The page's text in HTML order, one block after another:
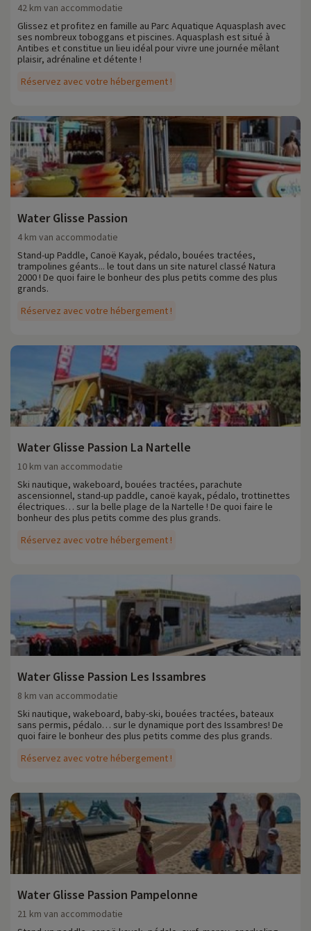
Réservez avec votre hébergement !
42 km van accommodatie
Glissez et profitez en famille au Parc Aquatique Aquasplash avec
ses nombreux toboggans et piscines. Aquasplash est situé à
Antibes et constitue un lieu idéal pour vivre une journée mêlant
plaisir, adrénaline et détente !
Water Glisse Passion
Réservez avec votre hébergement !
4 km van accommodatie
Stand-up Paddle, Canoë Kayak, pédalo, bouées tractées,
trampolines géants... le tout dans un site naturel classé Natura
2000 ! De quoi faire le bonheur des plus petits comme des plus
grands.
Water Glisse Passion La Nartelle
Réservez avec votre hébergement !
10 km van accommodatie
Ski nautique, wakeboard, bouées tractées, parachute
ascensionnel, stand-up paddle, canoë kayak, pédalo, trottinettes
électriques… sur la belle plage de la Nartelle ! De quoi faire le
bonheur des plus petits comme des plus grands.
Water Glisse Passion Les Issambres
Réservez avec votre hébergement !
8 km van accommodatie
Ski nautique, wakeboard, baby-ski, bouées tractées, bateaux
sans permis, pédalo… sur le dynamique port des Issambres! De
quoi faire le bonheur des plus petits comme des plus grands.
Water Glisse Passion Pampelonne
21 km van accommodatie